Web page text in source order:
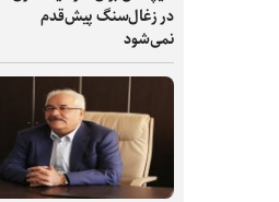
در زغال‌سنگ پیش‌قدم
نمی‌شود